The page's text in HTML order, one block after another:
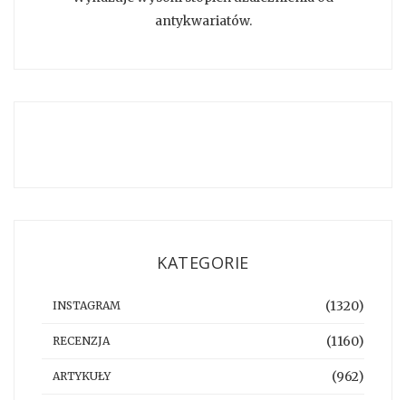
antykwariatów.
KATEGORIE
INSTAGRAM (1320)
RECENZJA (1160)
ARTYKUŁY (962)